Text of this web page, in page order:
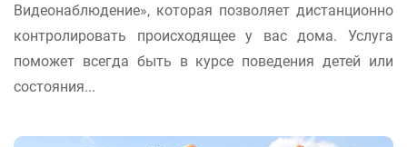
Видеонаблюдение», которая позволяет дистанционно
контролировать происходящее у вас дома. Услуга
поможет всегда быть в курсе поведения детей или
состояния...